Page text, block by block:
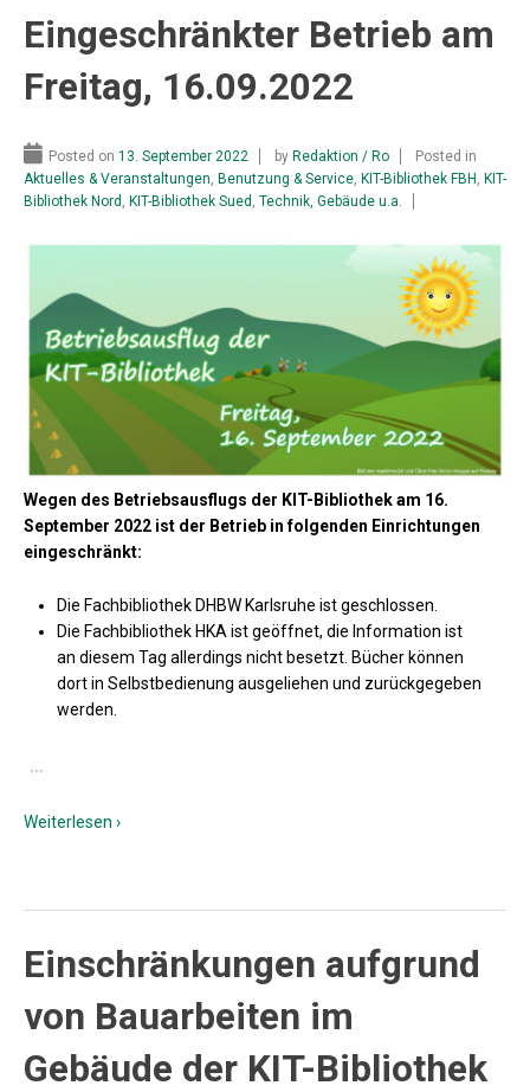
Eingeschränkter Betrieb am
Freitag, 16.09.2022
Posted on 13. September 2022 by Redaktion / Ro
Posted in
Aktuelles & Veranstaltungen, Benutzung & Service, KIT-Bibliothek FBH , KIT-
Bibliothek Nord , KIT-Bibliothek Sued , Technik, Gebäude u.a.
Wegen des Betriebsausflugs der KIT-Bibliothek am 16.
September 2022 ist der Betrieb in folgenden Einrichtungen
eingeschränkt:
Die Fachbibliothek DHBW Karlsruhe ist geschlossen.
Die Fachbibliothek HKA ist geöffnet, die Information ist
an diesem Tag allerdings nicht besetzt. Bücher können
dort in Selbstbedienung ausgeliehen und zurückgegeben
werden.
…
Weiterlesen ›
Einschränkungen aufgrund
von Bauarbeiten im
Gebäude der KIT-Bibliothek